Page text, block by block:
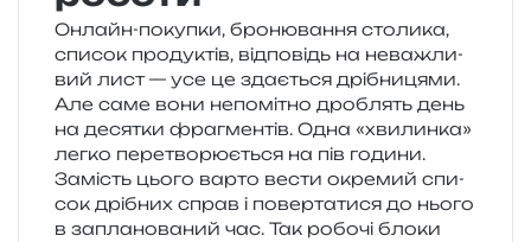
Онлайн-поку­пки, бро­ню­ва­н­ня сто­ли­ка,
спи­сок про­ду­ктів, від­по­відь на нева­жли­
вий лист — усе це зда­є­ться дрі­бни­ця­ми.
Але саме вони непо­мі­тно дро­блять день
на деся­тки фра­гмен­тів. Одна «хви­лин­ка»
легко пере­тво­рю­є­ться на пів годи­ни.
Замість цього варто вести окре­мий спи­
сок дрі­бних справ і повер­та­ти­ся до нього
в запла­но­ва­ний час. Так робо­чі блоки